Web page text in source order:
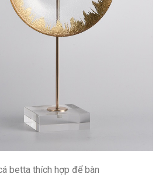
betta thích hợp để bàn